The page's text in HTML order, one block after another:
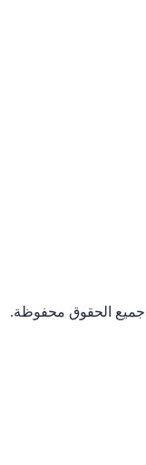
جميع الحقوق محفوظة.